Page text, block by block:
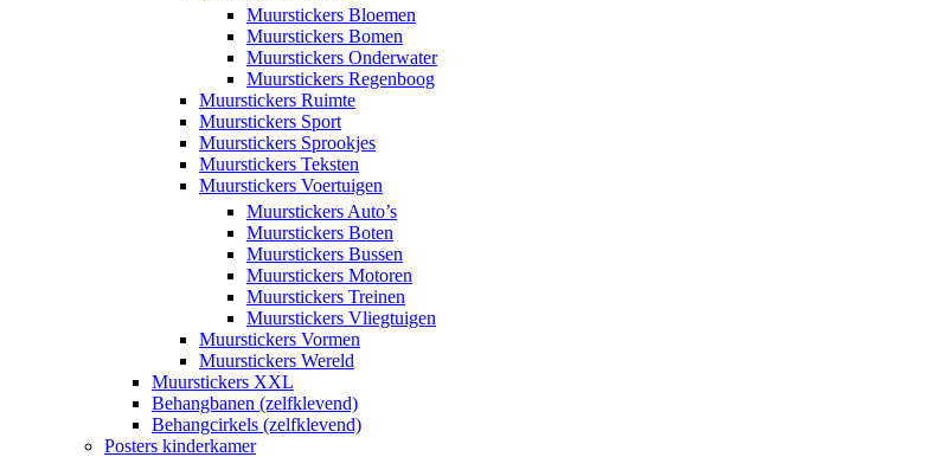
Muurstickers Bloemen
Muurstickers Bomen
Muurstickers Onderwater
Muurstickers Regenboog
Muurstickers Ruimte
Muurstickers Sport
Muurstickers Sprookjes
Muurstickers Teksten
Muurstickers Voertuigen
Muurstickers Auto’s
Muurstickers Boten
Muurstickers Bussen
Muurstickers Motoren
Muurstickers Treinen
Muurstickers Vliegtuigen
Muurstickers Vormen
Muurstickers Wereld
Muurstickers XXL
Behangbanen (zelfklevend)
Behangcirkels (zelfklevend)
Posters kinderkamer